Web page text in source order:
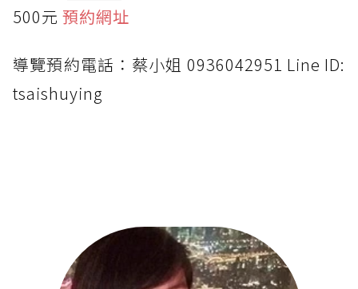
500元 預約網址
導覽預約電話：蔡小姐 0936042951 Line ID:
tsaishuying